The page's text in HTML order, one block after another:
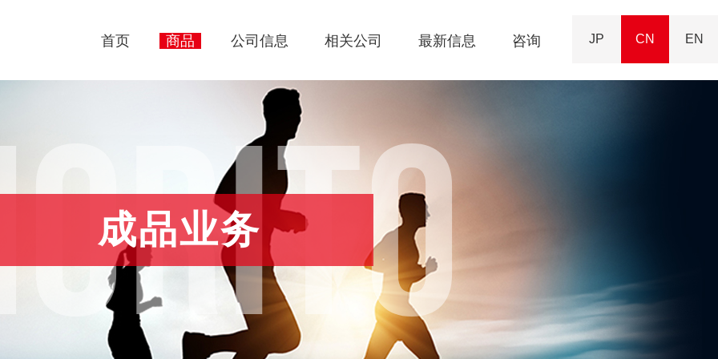
首页 商品 公司信息 相关公司 最新信息 咨询 EN
JP CN
成品业务